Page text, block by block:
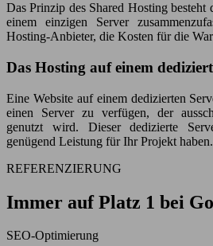
Das Prinzip des Shared Hosting besteht
einem einzigen Server
Hosting-Anbieter, die Kosten für die
Das Hosting auf einem
Eine Website auf einem dedizierten
einen Server zu verfügen, der
genutzt wird. Dieser dedizierte
genügend Leistung für Ihr Projekt haben.
REFERENZIERUNG
Immer auf Platz 1 bei
SEO-Optimierung